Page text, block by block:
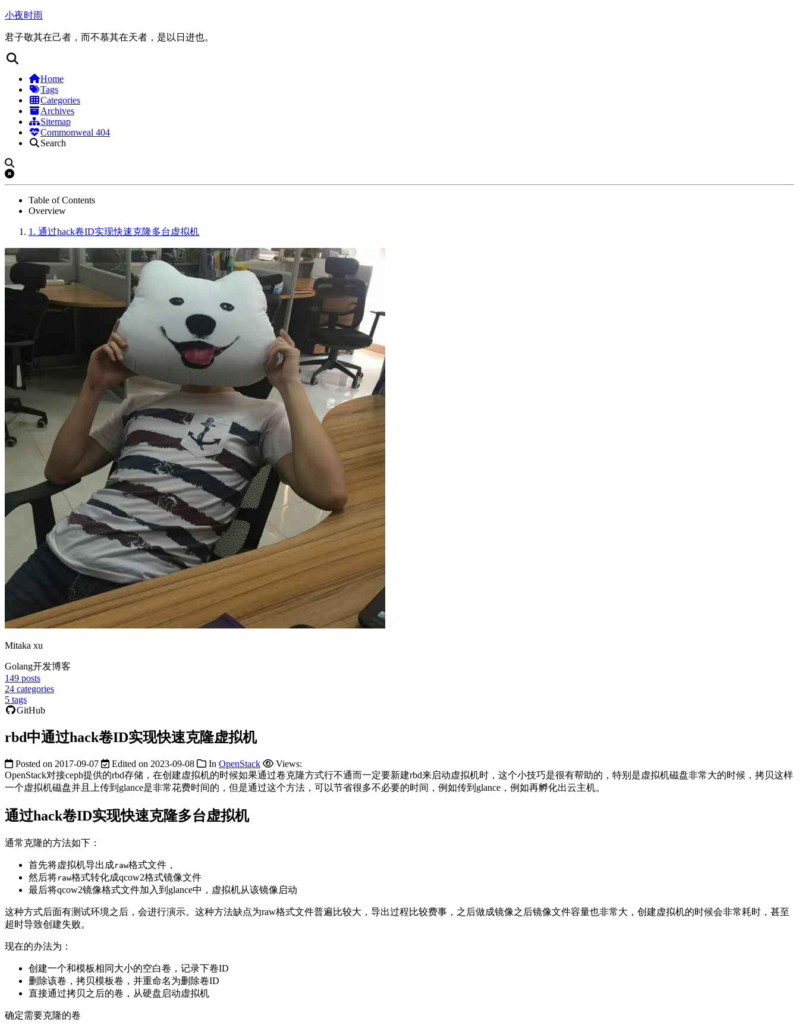
小夜时雨
君子敬其在己者，而不慕其在天者，是以日进也。
Home
Tags
Categories
Archives
Sitemap
Commonweal 404
Search
Table of Contents
Overview
1. 通过hack卷ID实现快速克隆多台虚拟机
Mitaka xu
Golang开发博客
149 posts
24 categories
5 tags
GitHub
rbd中通过hack卷ID实现快速克隆虚拟机
Posted on 2017-09-07 Edited on 2023-09-08 In OpenStack
Views:
OpenStack对接ceph提供的rbd存储，在创建虚拟机的时候如果通过卷克隆方式行不通而一定要新建rbd来启动虚拟机时，这个小技巧是很有帮助的，特别是虚拟机磁盘非常大的时候，拷贝这样
一个虚拟机磁盘并且上传到glance是非常花费时间的，但是通过这个方法，可以节省很多不必要的时间，例如传到glance，例如再孵化出云主机。
通过hack卷ID实现快速克隆多台虚拟机
通常克隆的方法如下：
首先将虚拟机导出成raw格式文件，
然后将raw格式转化成qcow2格式镜像文件
最后将qcow2镜像格式文件加入到glance中，虚拟机从该镜像启动
这种方式后面有测试环境之后，会进行演示。这种方法缺点为raw格式文件普遍比较大，导出过程比较费事，之后做成镜像之后镜像文件容量也非常大，创建虚拟机的时候会非常耗时，甚至
超时导致创建失败。
现在的办法为：
创建一个和模板相同大小的空白卷，记录下卷ID
删除该卷，拷贝模板卷，并重命名为删除卷ID
直接通过拷贝之后的卷，从硬盘启动虚拟机
确定需要克隆的卷